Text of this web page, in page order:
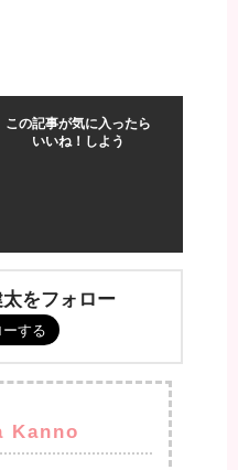
この記事が気に入ったら
いいね！しよう
をフォロー
Kanno